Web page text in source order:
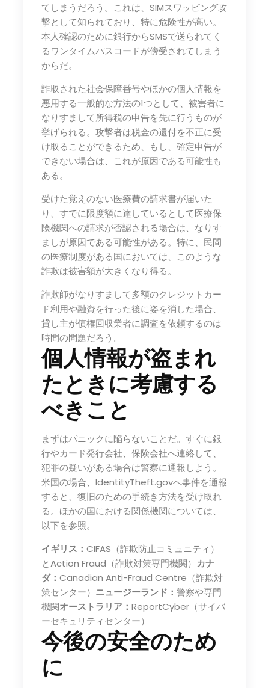
てしまうだろう。これは、SIMスワッピング攻
撃として知られており、特に危険性が高い。
本人確認のために銀行からSMSで送られてく
るワンタイムパスコードが傍受されてしまう
からだ。
詐取された社会保障番号やほかの個人情報を
悪用する一般的な方法の1つとして、被害者に
なりすまして所得税の申告を先に行うものが
挙げられる。攻撃者は税金の還付を不正に受
け取ることができるため、もし、確定申告が
できない場合は、これが原因である可能性も
ある。
受けた覚えのない医療費の請求書が届いた
り、すでに限度額に達しているとして医療保
険機関への請求が否認される場合は、なりす
ましが原因である可能性がある。特に、民間
の医療制度がある国においては、このような
詐欺は被害額が大きくなり得る。
詐欺師がなりすまして多額のクレジットカー
ド利用や融資を行った後に姿を消した場合、
貸し主が債権回収業者に調査を依頼するのは
時間の問題だろう。
個人情報が盗まれ
たときに考慮する
べきこと
まずはパニックに陥らないことだ。すぐに銀
行やカード発行会社、保険会社へ連絡して、
犯罪の疑いがある場合は警察に通報しよう。
米国の場合、IdentityTheft.govへ事件を通報
すると、復旧のための手続き方法を受け取れ
る。ほかの国における関係機関については、
以下を参照。
イギリス： CIFAS（詐欺防止コミュニティ）
とAction Fraud（詐欺対策専門機関） カナ
ダ： Canadian Anti-Fraud Centre（詐欺対
策センター） ニュージーランド： 警察や専門
機関オーストラリア： ReportCyber（サイバ
ーセキュリティセンター）
今後の安全のため
に